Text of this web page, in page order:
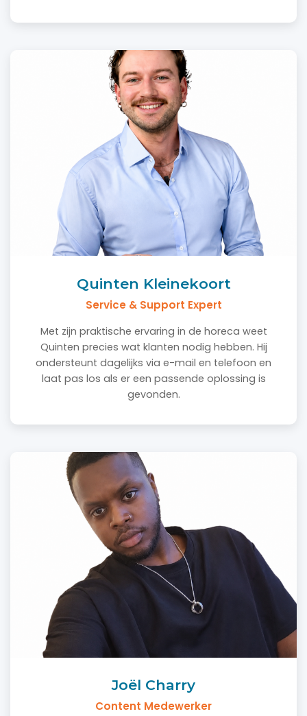
Quinten Kleinekoort
Service & Support Expert
Met zijn praktische ervaring in de horeca weet
Quinten precies wat klanten nodig hebben. Hij
ondersteunt dagelijks via e-mail en telefoon en
laat pas los als er een passende oplossing is
gevonden.
Joël Charry
Content Medewerker